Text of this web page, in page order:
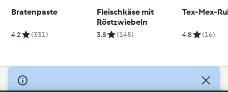
Bratenpaste
4.2 (331)
Fleischkäse mit
Röstzwiebeln
3.8 (145)
Tex-Mex-
4.8 (16)
© Copyright 2026